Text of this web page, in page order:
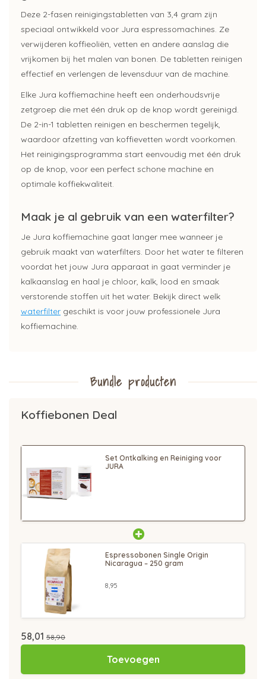
Deze 2-fasen reinigingstabletten van 3,4 gram zijn
speciaal ontwikkeld voor Jura espressomachines. Ze
verwijderen koffieoliën, vetten en andere aanslag die
vrijkomen bij het malen van bonen. De tabletten reinigen
effectief en verlengen de levensduur van de machine.
Elke Jura koffiemachine heeft een onderhoudsvrije
zetgroep die met één druk op de knop wordt gereinigd.
De 2-in-1 tabletten reinigen en beschermen tegelijk,
waardoor afzetting van koffievetten wordt voorkomen.
Het reinigingsprogramma start eenvoudig met één druk
op de knop, voor een perfect schone machine en
optimale koffiekwaliteit.
Maak je al gebruik van een waterfilter?
Je Jura koffiemachine gaat langer mee wanneer je
gebruik maakt van waterfilters. Door het water te filteren
voordat het jouw Jura apparaat in gaat verminder je
kalkaanslag en haal je chloor, kalk, lood en smaak
verstorende stoffen uit het water. Bekijk direct welk
waterfilter geschikt is voor jouw professionele Jura
koffiemachine.
Bundle producten
Koffiebonen Deal
Set Ontkalking en Reiniging voor
JURA
Espressobonen Single Origin
Nicaragua – 250 gram
8,95
58,01 58,90
Toevoegen